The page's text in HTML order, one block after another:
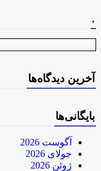
آخرین دیدگاه‌ها
بایگانی‌ها
آگوست 2026
جولای 2026
ژوئن 2026